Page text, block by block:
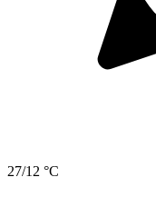
27/12 °C